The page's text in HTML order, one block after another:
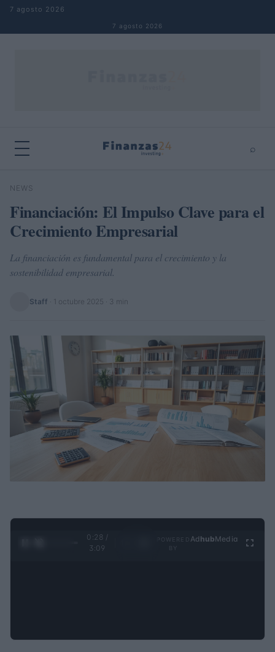
Saltar al contenido
7 agosto 2026
7 agosto 2026
⌕
Buscar
NEWS
Financiación: El Impulso Clave para el
Crecimiento Empresarial
La financiación es fundamental para el crecimiento y la
sostenibilidad empresarial.
Staff 1 octubre 2025 · 3 min
0:29 /
3:09
Ad hubMedia